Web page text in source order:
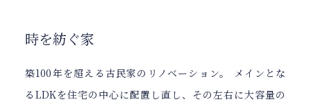
時を紡ぐ家
築100年を超える古民家のリノベーション。 メインとな
るLDKを住宅の中心に配置し直し、その左右に大容量の